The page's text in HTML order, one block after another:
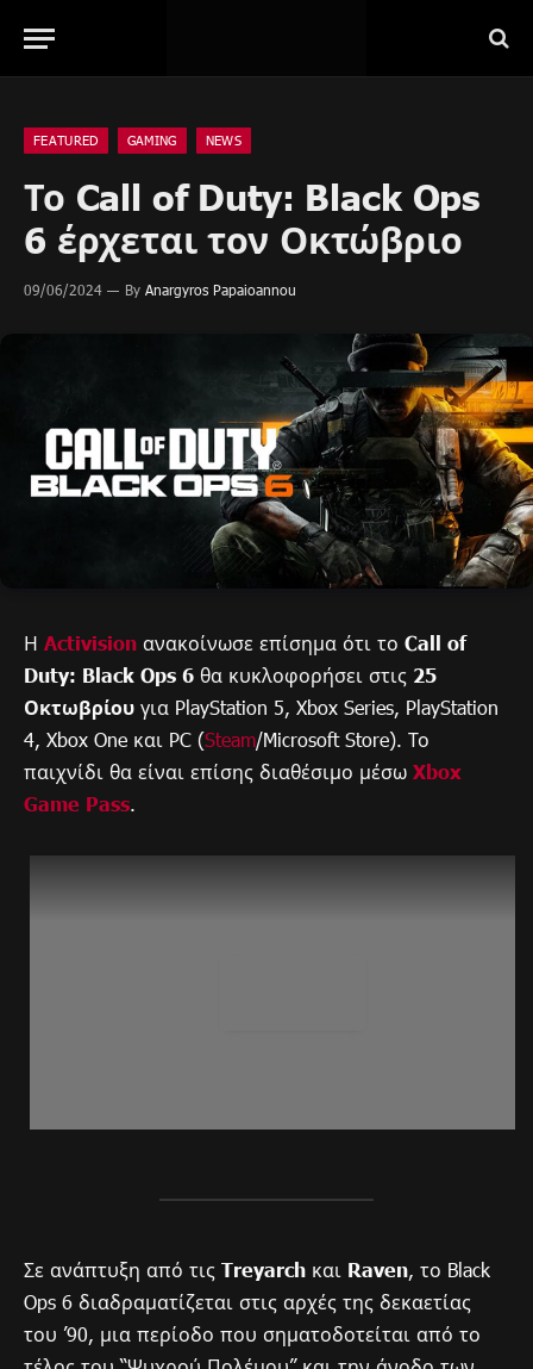
FEATURED GAMING NEWS
Το Call of Duty: Black Ops
6 έρχεται τον Οκτώβριο
09/06/2024 By Anargyros Papaioannou
Η Activision ανακοίνωσε επίσημα ότι το Call of
Duty: Black Ops 6 θα κυκλοφορήσει στις 25
Οκτωβρίου για PlayStation 5, Xbox Series, PlayStation
4, Xbox One και PC (Steam/Microsoft Store). Το
παιχνίδι θα είναι επίσης διαθέσιμο μέσω Xbox
Game Pass.
Σε ανάπτυξη από τις Treyarch και Raven, το Black
Ops 6 διαδραματίζεται στις αρχές της δεκαετίας
του ’90, μια περίοδο που σηματοδοτείται από το